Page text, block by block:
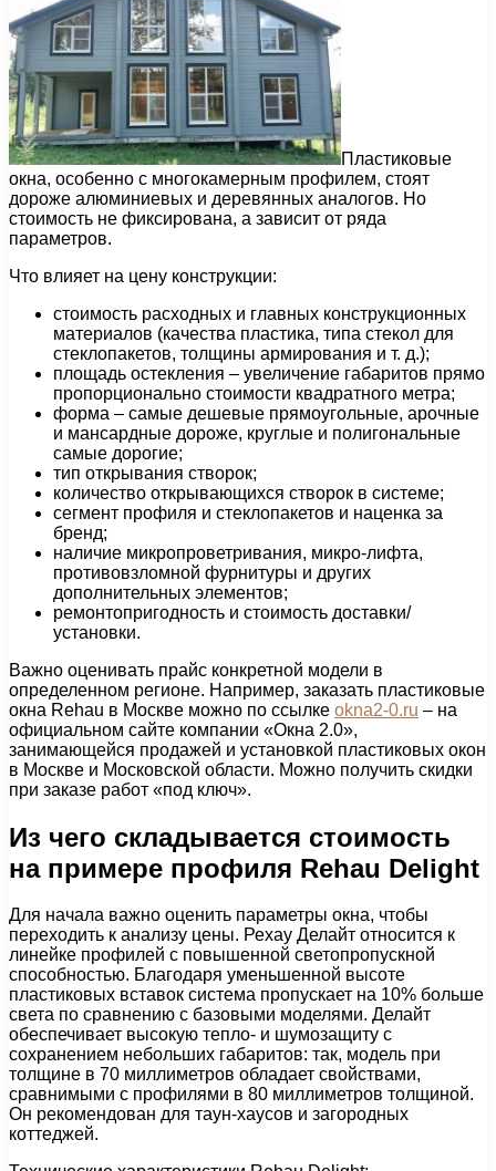
Пластиковые
окна, особенно с многокамерным профилем, стоят
дороже алюминиевых и деревянных аналогов. Но
стоимость не фиксирована, а зависит от ряда
параметров.
Что влияет на цену конструкции:
стоимость расходных и главных конструкционных
материалов (качества пластика, типа стекол для
стеклопакетов, толщины армирования и т. д.);
площадь остекления – увеличение габаритов прямо
пропорционально стоимости квадратного метра;
форма – самые дешевые прямоугольные, арочные
и мансардные дороже, круглые и полигональные
самые дорогие;
тип открывания створок;
количество открывающихся створок в системе;
сегмент профиля и стеклопакетов и наценка за
бренд;
наличие микропроветривания, микро-лифта,
противовзломной фурнитуры и других
дополнительных элементов;
ремонтопригодность и стоимость доставки/
установки.
Важно оценивать прайс конкретной модели в
определенном регионе. Например, заказать пластиковые
окна Rehau в Москве можно по ссылке okna2-0.ru – на
официальном сайте компании «Окна 2.0»,
занимающейся продажей и установкой пластиковых окон
в Москве и Московской области. Можно получить скидки
при заказе работ «под ключ».
Из чего складывается стоимость
на примере профиля Rehau Delight
Для начала важно оценить параметры окна, чтобы
переходить к анализу цены. Рехау Делайт относится к
линейке профилей с повышенной светопропускной
способностью. Благодаря уменьшенной высоте
пластиковых вставок система пропускает на 10% больше
света по сравнению с базовыми моделями. Делайт
обеспечивает высокую тепло- и шумозащиту с
сохранением небольших габаритов: так, модель при
толщине в 70 миллиметров обладает свойствами,
сравнимыми с профилями в 80 миллиметров толщиной.
Он рекомендован для таун-хаусов и загородных
коттеджей.